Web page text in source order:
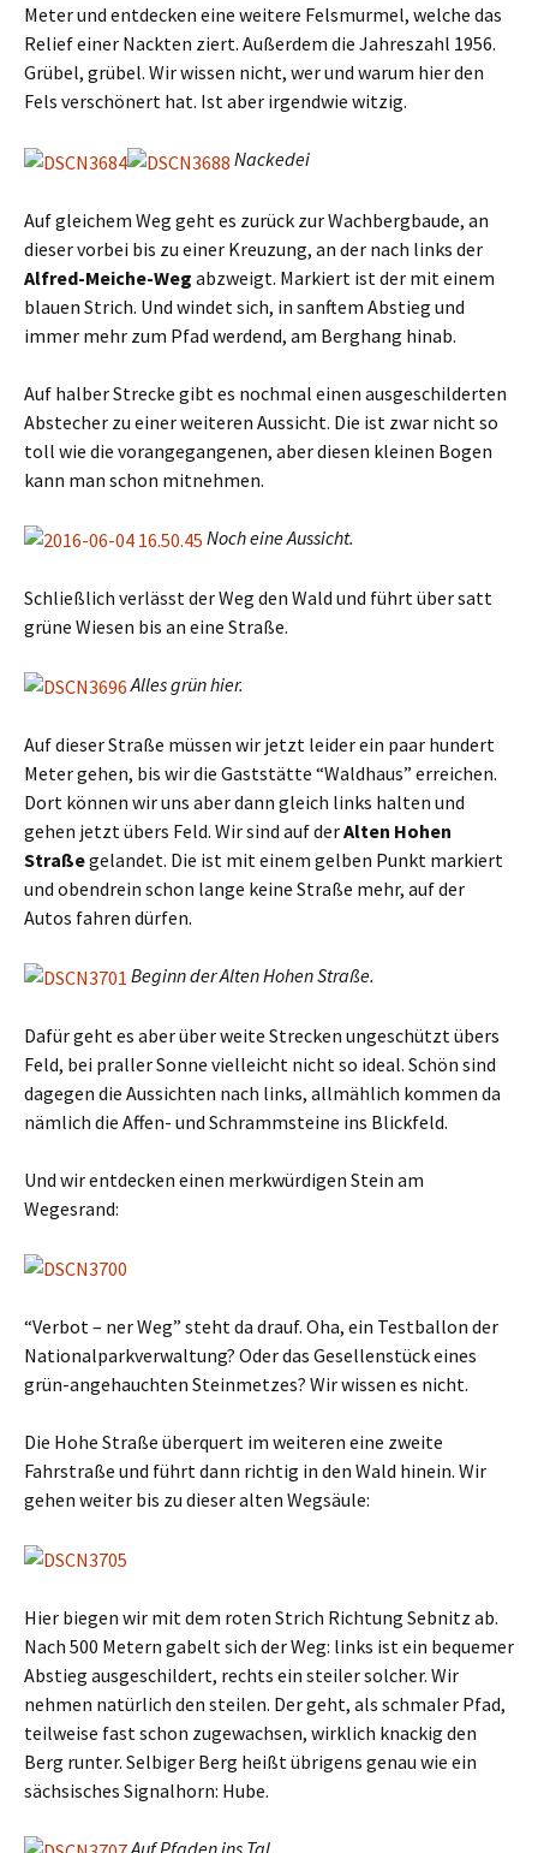
Meter und entdecken eine weitere Felsmurmel, welche das
Relief einer Nackten ziert. Außerdem die Jahreszahl 1956.
Grübel, grübel. Wir wissen nicht, wer und warum hier den
Fels verschönert hat. Ist aber irgendwie witzig.
Nackedei
Auf gleichem Weg geht es zurück zur Wachbergbaude, an
dieser vorbei bis zu einer Kreuzung, an der nach links der
Alfred-Meiche-Weg abzweigt. Markiert ist der mit einem
blauen Strich. Und windet sich, in sanftem Abstieg und
immer mehr zum Pfad werdend, am Berghang hinab.
Auf halber Strecke gibt es nochmal einen ausgeschilderten
Abstecher zu einer weiteren Aussicht. Die ist zwar nicht so
toll wie die vorangegangenen, aber diesen kleinen Bogen
kann man schon mitnehmen.
Noch eine Aussicht.
Schließlich verlässt der Weg den Wald und führt über satt
grüne Wiesen bis an eine Straße.
Alles grün hier.
Auf dieser Straße müssen wir jetzt leider ein paar hundert
Meter gehen, bis wir die Gaststätte “Waldhaus” erreichen.
Dort können wir uns aber dann gleich links halten und
gehen jetzt übers Feld. Wir sind auf derAlten Hohen
Straßegelandet. Die ist mit einem gelben Punkt markiert
und obendrein schon lange keine Straße mehr, auf der
Autos fahren dürfen.
Beginn der Alten Hohen Straße.
Dafür geht es aber über weite Strecken ungeschützt übers
Feld, bei praller Sonne vielleicht nicht so ideal. Schön sind
dagegen die Aussichten nach links, allmählich kommen da
nämlich die Affen- und Schrammsteine ins Blickfeld.
Und wir entdecken einen merkwürdigen Stein am
Wegesrand:
“Verbot – ner Weg” steht da drauf. Oha, ein Testballon der
Nationalparkverwaltung? Oder das Gesellenstück eines
grün-angehauchten Steinmetzes? Wir wissen es nicht.
Die Hohe Straße überquert im weiteren eine zweite
Fahrstraße und führt dann richtig in den Wald hinein. Wir
gehen weiter bis zu dieser alten Wegsäule:
Hier biegen wir mit dem roten Strich Richtung Sebnitz ab.
Nach 500 Metern gabelt sich der Weg: links ist ein bequemer
Abstieg ausgeschildert, rechts ein steiler solcher. Wir
nehmen natürlich den steilen. Der geht, als schmaler Pfad,
teilweise fast schon zugewachsen, wirklich knackig den
Berg runter. Selbiger Berg heißt übrigens genau wie ein
sächsisches Signalhorn: Hube.